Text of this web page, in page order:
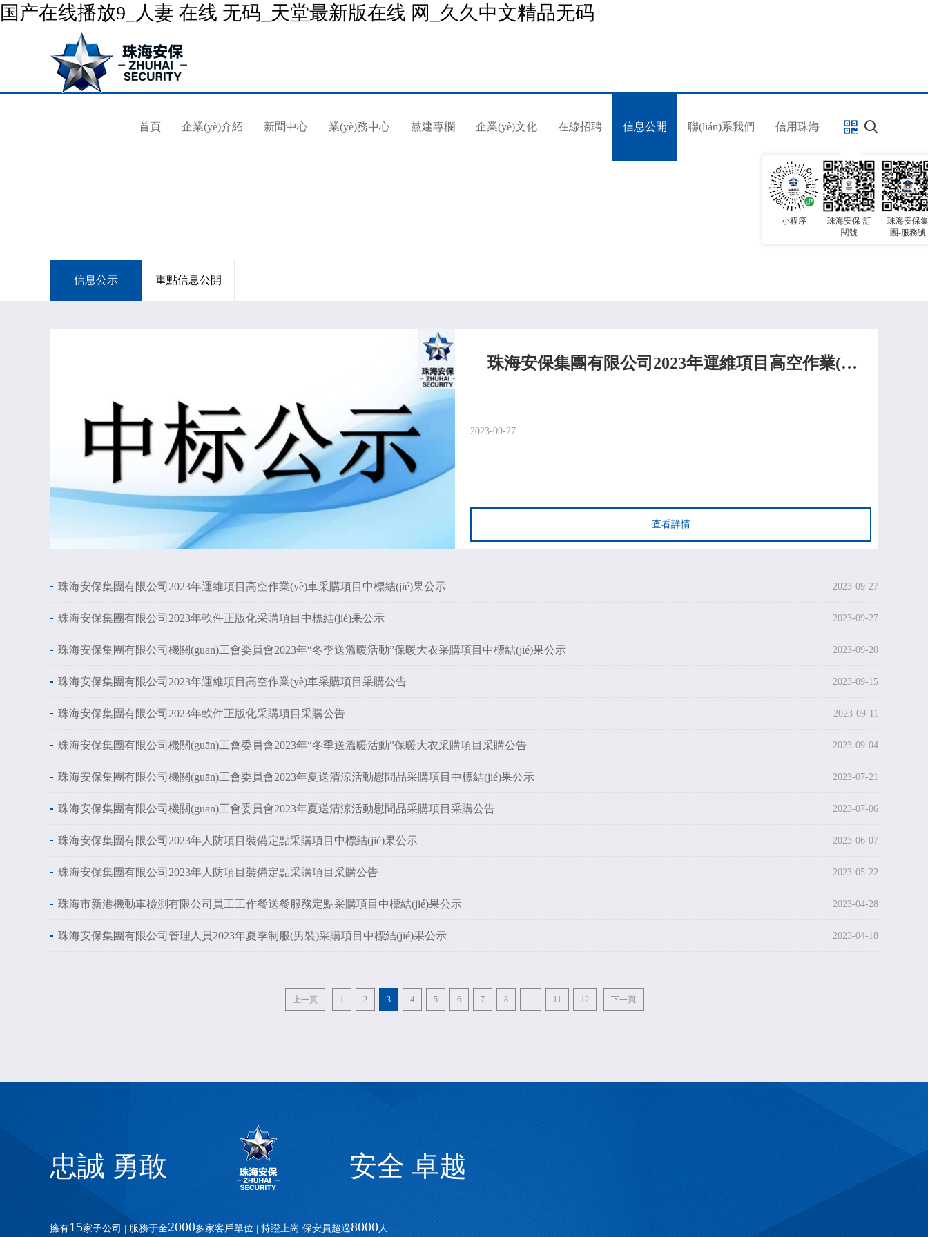
国产在线播放9_人妻 在线 无码_天堂最新版在线 网_久久中文精品无码
小程序
珠海安保-訂
閱號
珠海安保集
團-服務號
首頁 企業(yè)介紹 新聞中心 業(yè)務中心 黨建專欄 企業(yè)文化 在線招聘 信息公開 聯(lián)系我們 信用珠海
信息公開
Information publicity
信息公示 重點信息公開
珠海安保集團有限公司2023年運維項目高空作業(yè)車采購項目中標結(jié)果公示
2023-09-27
查看詳情
珠海安保集團有限公司2023年運維項目高空作業(yè)車采購項目中標結(jié)果公示 2023-09-27
珠海安保集團有限公司2023年軟件正版化采購項目中標結(jié)果公示 2023-09-27
珠海安保集團有限公司機關(guān)工會委員會2023年“冬季送溫暖活動”保暖大衣采購項目中標結(jié)果公示 2023-09-20
珠海安保集團有限公司2023年運維項目高空作業(yè)車采購項目采購公告 2023-09-15
珠海安保集團有限公司2023年軟件正版化采購項目采購公告 2023-09-11
珠海安保集團有限公司機關(guān)工會委員會2023年“冬季送溫暖活動”保暖大衣采購項目采購公告 2023-09-04
珠海安保集團有限公司機關(guān)工會委員會2023年夏送清涼活動慰問品采購項目中標結(jié)果公示 2023-07-21
珠海安保集團有限公司機關(guān)工會委員會2023年夏送清涼活動慰問品采購項目采購公告 2023-07-06
珠海安保集團有限公司2023年人防項目裝備定點采購項目中標結(jié)果公示 2023-06-07
珠海安保集團有限公司2023年人防項目裝備定點采購項目采購公告 2023-05-22
珠海市新港機動車檢測有限公司員工工作餐送餐服務定點采購項目中標結(jié)果公示 2023-04-28
珠海安保集團有限公司管理人員2023年夏季制服(男裝)采購項目中標結(jié)果公示 2023-04-18
上一頁 1 2 3 4 5 6 7 8 ... 11 12 下一頁
忠誠 勇敢 安全 卓越
擁有15家子公司 | 服務于全2000多家客戶單位 | 持證上崗 保安員超過8000人